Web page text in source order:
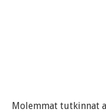
Molemmat tutkinnat